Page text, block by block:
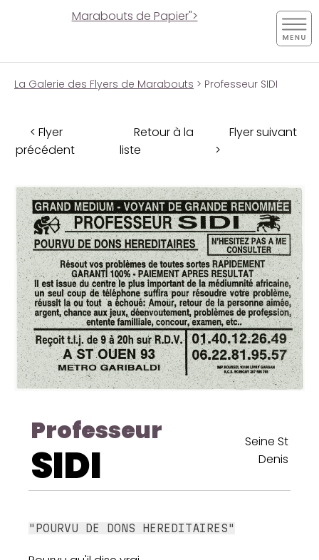
Marabouts de Papier">
La Galerie des Flyers de Marabouts > Professeur SIDI
< Flyer
précédent
Retour à la
liste
Flyer suivant
>
Professeur
SIDI
Seine St
Denis
"POURVU DE DONS HEREDITAIRES"